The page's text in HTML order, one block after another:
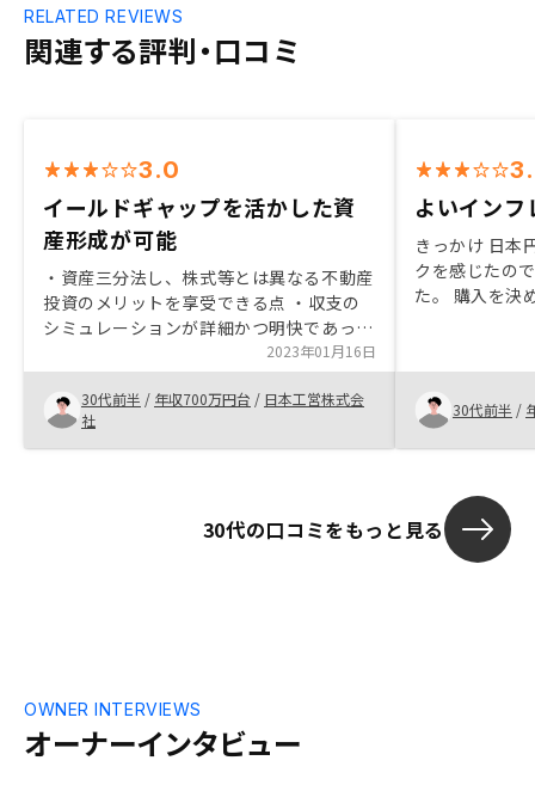
関連する評判・口コミ
RELATED REVIEWS
3.0
イールドギャップを活かした資
産形成が可能
・資産三分法し、株式等とは異なる不動産
投資のメリットを享受できる点 ・収支の
シミュレーションが詳細かつ明快であった
点 ・資産が限られる中、融資によって資
産形成が可能である点 ・今後のインフレ
対策になる点
2023年01月16日
30代前半 / 年収700万円台 / 日本工営株式会
社
よいインフ
きっかけ 日本
クを感じたの
た。 購入を決めた理由 購入する物件の価
だけで決めれ
合、日本円よ
入するに至っ
また、想定し
てることができる。 想定し
リットとして
30代前半 /
30代の口コミをもっと見る
オーナーインタビュー
OWNER INTERVIEWS